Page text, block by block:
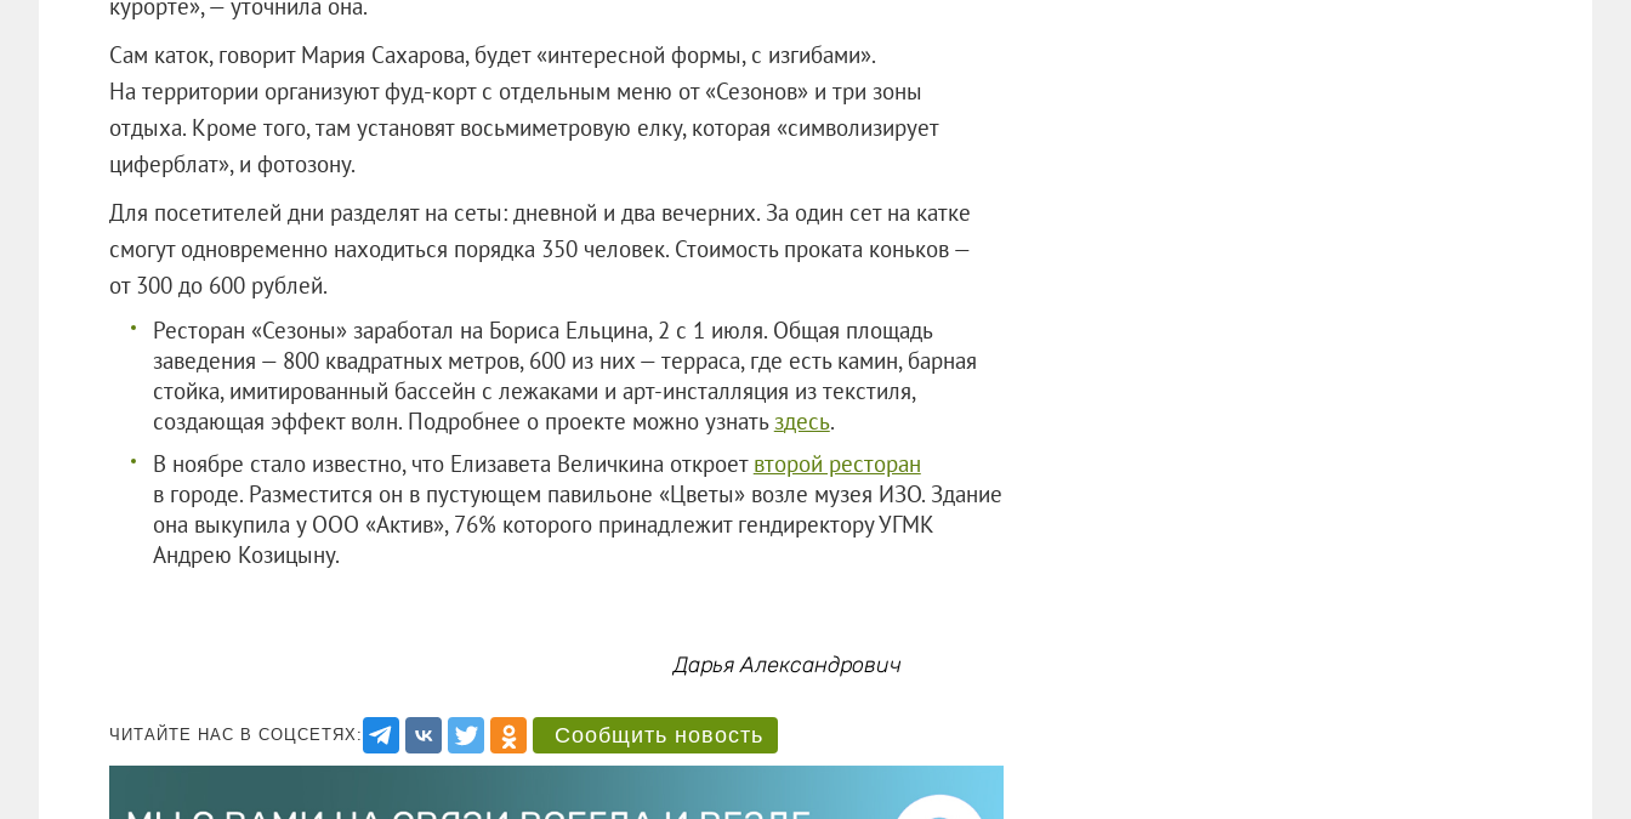
Сам каток, говорит Мария Сахарова, будет «интересной формы, с изгибами».
На территории организуют фуд-корт с отдельным меню от «Сезонов» и три зоны
отдыха. Кроме того, там установят восьмиметровую елку, которая «символизирует
циферблат», и фотозону.
Для посетителей дни разделят на сеты: дневной и два вечерних. За один сет на катке
смогут одновременно находиться порядка 350 человек. Стоимость проката коньков —
от 300 до 600 рублей.
Ресторан «Сезоны» заработал на Бориса Ельцина, 2 с 1 июля. Общая площадь
заведения — 800 квадратных метров, 600 из них — терраса, где есть камин, барная
стойка, имитированный бассейн с лежаками и арт-инсталляция из текстиля,
создающая эффект волн. Подробнее о проекте можно узнать здесь.
В ноябре стало известно, что Елизавета Величкина откроет второй ресторан
в городе. Разместится он в пустующем павильоне «Цветы» возле музея ИЗО. Здание
она выкупила у ООО «Актив», 76% которого принадлежит гендиректору УГМК
Андрею Козицыну.
Дарья Александрович
ЧИТАЙТЕ НАС В СОЦСЕТЯХ: Сообщить новость